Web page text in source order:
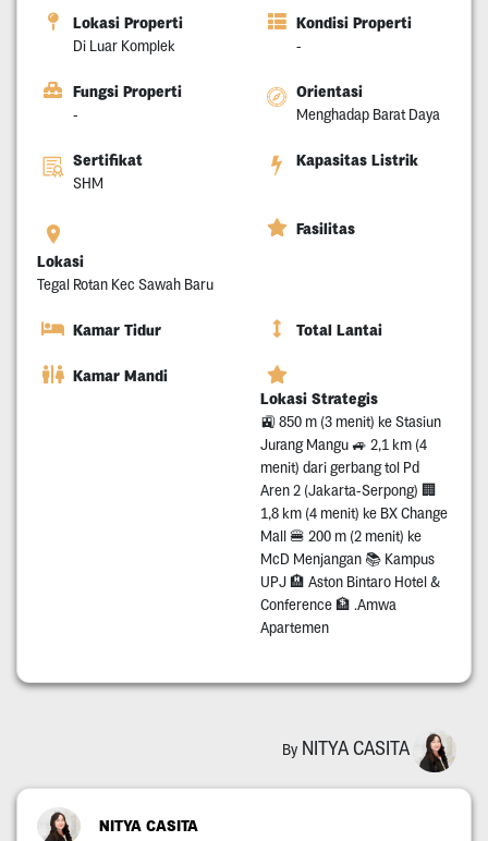
Lokasi Properti
Di Luar Komplek
Kondisi Properti
-
Fungsi Properti
-
Orientasi
Menghadap Barat Daya
Sertifikat
SHM
Kapasitas Listrik
Lokasi
Tegal Rotan Kec Sawah Baru
Fasilitas
Kamar Tidur Total Lantai
Kamar Mandi
Lokasi Strategis
🚉 850 m (3 menit) ke Stasiun
Jurang Mangu 🚙 2,1 km (4
menit) dari gerbang tol Pd
Aren 2 (Jakarta-Serpong) 🏢
1,8 km (4 menit) ke BX Change
Mall 🍔 200 m (2 menit) ke
McD Menjangan 📚 Kampus
UPJ 🏨 Aston Bintaro Hotel &
Conference 🏦 .Amwa
Apartemen
By NITYA CASITA
NITYA CASITA